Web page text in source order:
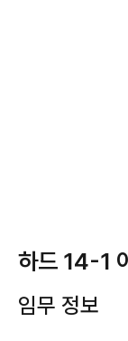
하드 14-1
임무 정보